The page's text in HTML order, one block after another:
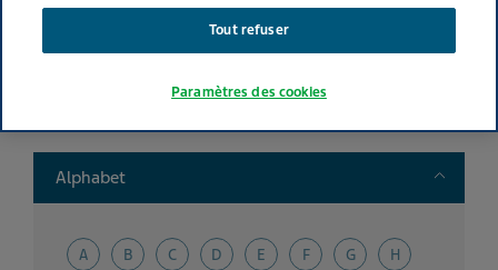
Filtres clairs
Alphabet Toggle
A B C D E F G H
Tout refuser
Paramètres des cookies